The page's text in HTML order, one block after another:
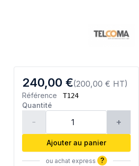
240,00 €(200,00 € HT)
Référence T124
Quantité
- +
Ajouter au panier
ou achat express ?